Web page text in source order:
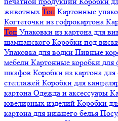
животных Топ Картонные
Когтеточки из гофрокартона
Топ Упаковки из картона для
шампанского Коробки под
Упаковка для водки Пивные
мебели Картонные коробки для
шкафов Коробки из картона для
стеллажей Коробки для
картона Одежда и аксессуары
ювелирных изделий Коробки
картона для нижнего белья